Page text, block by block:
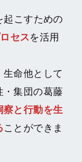
起こすための
セスを活用
命他として
集団の葛藤
と行動を生
ことができま